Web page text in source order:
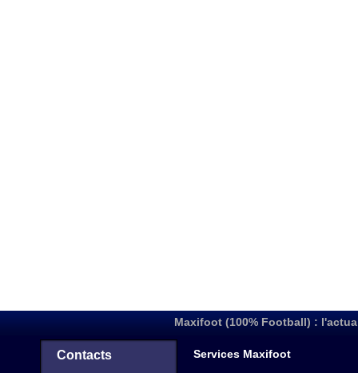
Maxifoot (100% Football) :
Contacts Services Maxifoot